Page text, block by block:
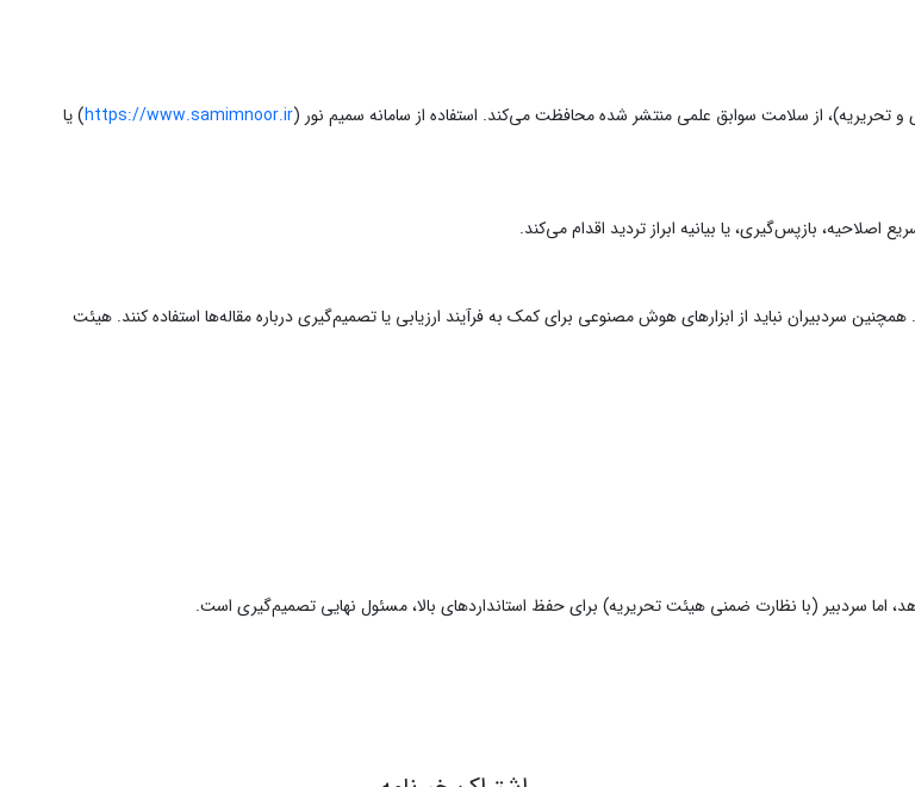
تحریریه)، از سلامت سوابق علمی منتشر شده محافظت می‌کند. استفاده از سامانه سمیم نور (https://www.samimnoor.ir) یا
بازپس‌گیری، یا بیانیه ابراز تردید اقدام می‌کند.
سردبیران نباید از ابزارهای هوش مصنوعی برای کمک به فرآیند ارزیابی یا تصمیم‌گیری درباره مقاله‌ها استفاده کنند. هیئت
اما سردبیر (با نظارت ضمنی هیئت تحریریه) برای حفظ استانداردهای بالا، مسئول نهایی تصمیم‌گیری است.